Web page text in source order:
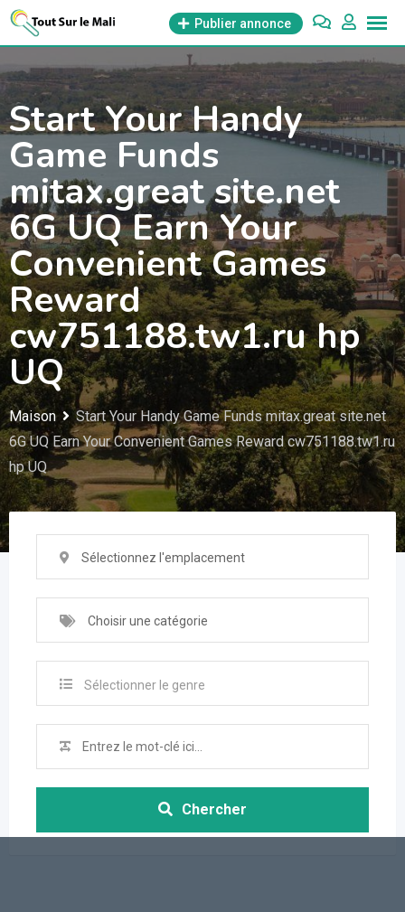
Aller
Publier annonce
Start Your Handy
Game Funds
mitax.great site.net
6G UQ Earn Your
Convenient Games
Reward
cw751188.tw1.ru hp
UQ
Maison
Start Your Handy Game Funds mitax.great site.net
6G UQ Earn Your Convenient Games Reward cw751188.tw1.ru
hp UQ
Sélectionnez l'emplacement
Choisir une catégorie
Sélectionner le genre
Chercher